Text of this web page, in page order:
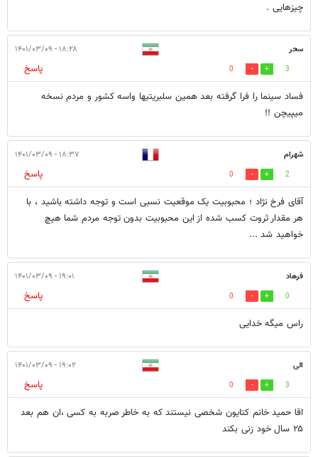
چیزهایی .
سحر ۱۸:۲۸ - ۱۴۰۱/۰۳/۰۹
3
0
پاسخ
فساد سینما را فرا گرفته بعد همین سلبریتیها واسه کشور و مردم نسخه
میپیچن !!
شهرام ۱۸:۳۷ - ۱۴۰۱/۰۳/۰۹
2
0
پاسخ
آقای فرخ نژاد ؛ محبوبیت یک موقعیت نسبی است و توجه داشته باشید ، با
هر مقدار ثروت کسب شده از این محبوبیت بدون توجه مردم شما هیچ
خواهید شد ...
فرهاد ۱۹:۰۱ - ۱۴۰۱/۰۳/۰۹
0
0
پاسخ
راس میگه خدایی
الی ۱۹:۰۲ - ۱۴۰۱/۰۳/۰۹
3
0
پاسخ
اقا حمید خانم کتایون شخصی نیستند که به خاطر صربه به کسی ،ان هم بعد
۲۵ سال خود زنی بکند